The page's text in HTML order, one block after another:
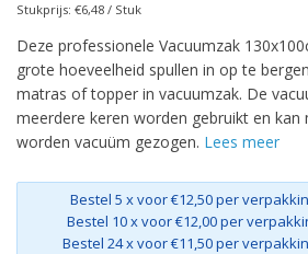
Stukprijs: €6,48 / Stuk
Deze professionele Vacuumzak
grote hoeveelheid spullen in op te
matras of topper in vacuumzak. De
meerdere keren worden gebruikt en
worden vacuüm gezogen. Lees meer
Bestel 5 x voor €12,50 per
Bestel 10 x voor €12,00 per
Bestel 24 x voor €11,50 per